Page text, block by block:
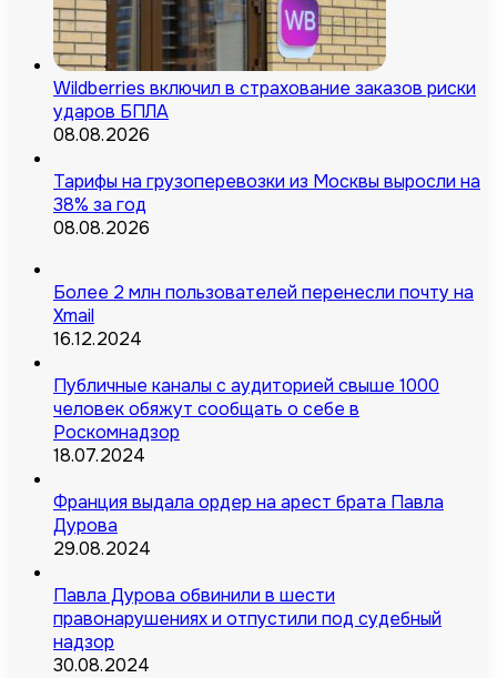
Wildberries включил в страхование заказов риски
ударов БПЛА
08.08.2026
Тарифы на грузоперевозки из Москвы выросли на
38% за год
08.08.2026
Более 2 млн пользователей перенесли почту на
Xmail
16.12.2024
Публичные каналы с аудиторией свыше 1000
человек обяжут сообщать о себе в
Роскомнадзор
18.07.2024
Франция выдала ордер на арест брата Павла
Дурова
29.08.2024
Павла Дурова обвинили в шести
правонарушениях и отпустили под судебный
надзор
30.08.2024